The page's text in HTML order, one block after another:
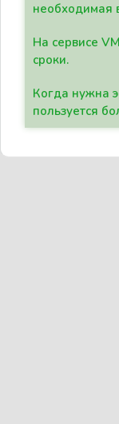
необходимая
На сервисе
сроки.
Когда нужна
пользуется